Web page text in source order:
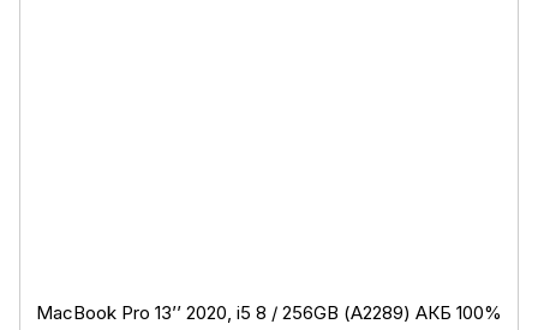
MacBook Pro 13’’ 2020, i5 8 / 256GB (А2289) АКБ 100%